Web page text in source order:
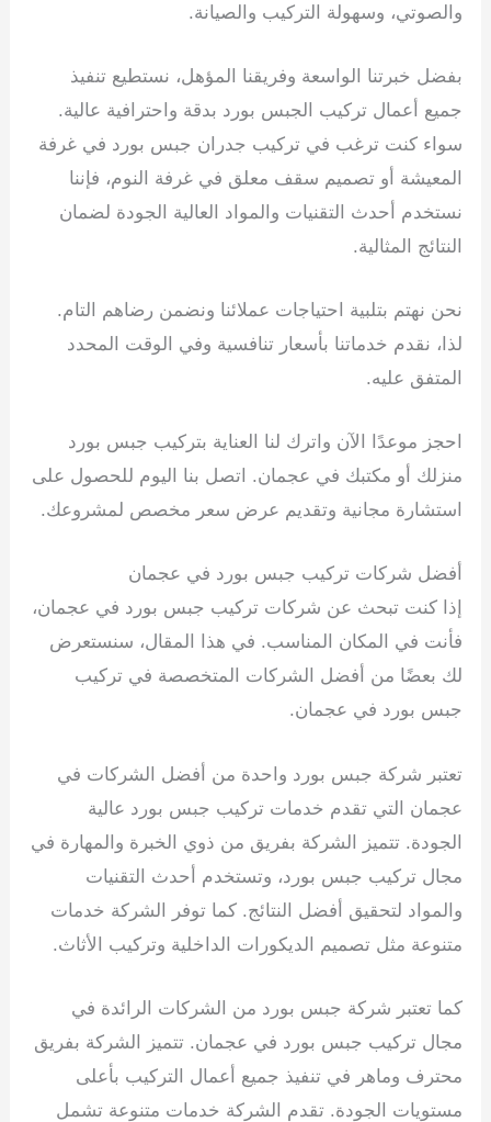
والصوتي، وسهولة التركيب والصيانة.
بفضل خبرتنا الواسعة وفريقنا المؤهل، نستطيع تنفيذ
جميع أعمال تركيب الجبس بورد بدقة واحترافية عالية.
سواء كنت ترغب في تركيب جدران جبس بورد في غرفة
المعيشة أو تصميم سقف معلق في غرفة النوم، فإننا
نستخدم أحدث التقنيات والمواد العالية الجودة لضمان
النتائج المثالية.
نحن نهتم بتلبية احتياجات عملائنا ونضمن رضاهم التام.
لذا، نقدم خدماتنا بأسعار تنافسية وفي الوقت المحدد
المتفق عليه.
احجز موعدًا الآن واترك لنا العناية بتركيب جبس بورد
منزلك أو مكتبك في عجمان. اتصل بنا اليوم للحصول على
استشارة مجانية وتقديم عرض سعر مخصص لمشروعك.
أفضل شركات تركيب جبس بورد في عجمان
إذا كنت تبحث عن شركات تركيب جبس بورد في عجمان،
فأنت في المكان المناسب. في هذا المقال، سنستعرض
لك بعضًا من أفضل الشركات المتخصصة في تركيب
جبس بورد في عجمان.
تعتبر شركة جبس بورد واحدة من أفضل الشركات في
عجمان التي تقدم خدمات تركيب جبس بورد عالية
الجودة. تتميز الشركة بفريق من ذوي الخبرة والمهارة في
مجال تركيب جبس بورد، وتستخدم أحدث التقنيات
والمواد لتحقيق أفضل النتائج. كما توفر الشركة خدمات
متنوعة مثل تصميم الديكورات الداخلية وتركيب الأثاث.
كما تعتبر شركة جبس بورد من الشركات الرائدة في
مجال تركيب جبس بورد في عجمان. تتميز الشركة بفريق
محترف وماهر في تنفيذ جميع أعمال التركيب بأعلى
مستويات الجودة. تقدم الشركة خدمات متنوعة تشمل